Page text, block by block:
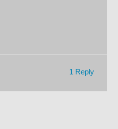
1 Reply